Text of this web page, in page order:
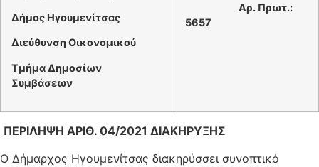
Δήμος Ηγουμενίτσας
Διεύθυνση Οικονομικού
Τμήμα Δημοσίων
Συμβάσεων
Αρ. Πρωτ.:
5657
ΠΕΡΙΛΗΨΗ ΑΡΙΘ. 04/2021 ΔΙΑΚΗΡΥΞΗΣ
Ο Δήμαρχος Ηγουμενίτσας διακηρύσσει συνοπτικό